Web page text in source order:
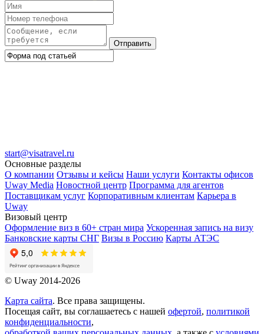
Отправить
start@visatravel.ru
Основные разделы
О компании Отзывы и кейсы Наши услуги Контакты офисов
Uway Media Новостной центр Программа для агентов
Поставщикам услуг Корпоративным клиентам Карьера в
Uway
Визовый центр
Оформление виз в 60+ стран мира Ускоренная запись на визу
Банковские карты СНГ Визы в Россию Карты АТЭС
© Uway 2014-2026
Карта сайта. Все права защищены.
Посещая сайт, вы соглашаетесь с нашей офертой, политикой
конфиденциальности,